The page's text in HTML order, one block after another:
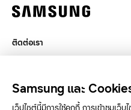
ติดต่อเรา
SAMSUNG.COM
Samsung และ
เว็ปไซต์นี้มีการใช้คุกกี้ การเข้าชมเว็